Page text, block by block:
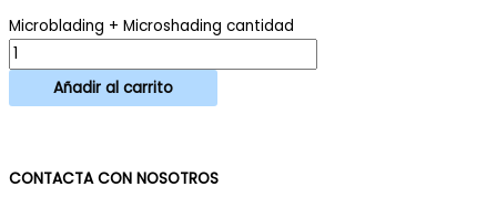
Microblading + Microshading cantidad
Añadir al carrito
CONTACTA CON NOSOTROS